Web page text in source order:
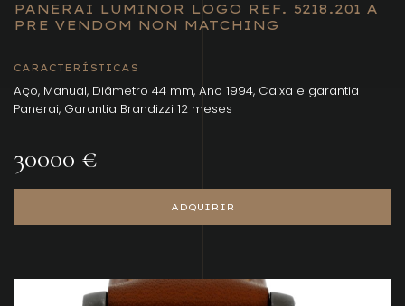
PANERAI LUMINOR LOGO REF. 5218.201 A
PRE VENDOM NON MATCHING
CARACTERÍSTICAS
Aço, Manual, Diâmetro 44 mm, Ano 1994, Caixa e garantia
Panerai, Garantia Brandizzi 12 meses
30000 €
ADQUIRIR